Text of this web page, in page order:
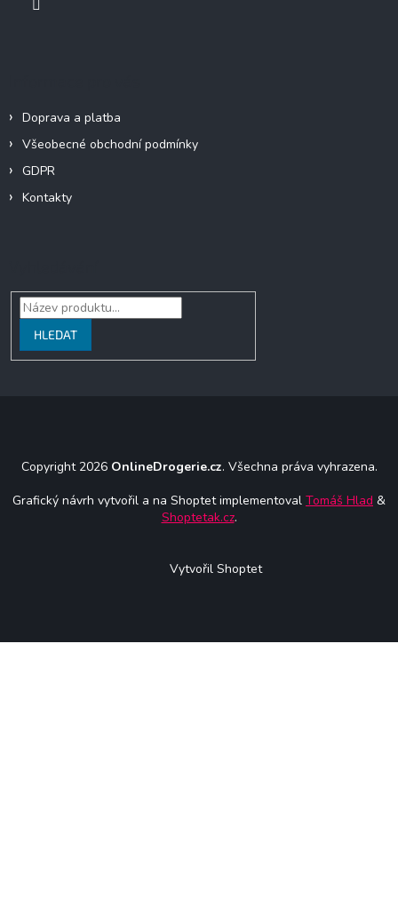
Doprava a platba
Všeobecné obchodní podmínky
GDPR
Kontakty
HLEDAT
Copyright 2026 OnlineDrogerie.cz. Všechna práva vyhrazena.
Grafický návrh vytvořil a na Shoptet implementoval Tomáš Hlad &
Shoptetak.cz.
Vytvořil Shoptet